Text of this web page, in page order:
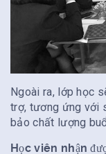
Ngoài ra, lớp học
trợ, tương ứng với
bảo chất lượng
Học viên nhận